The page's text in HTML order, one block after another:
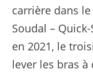
carrière dans
Soudal –
en 2021, le
lever les bras à